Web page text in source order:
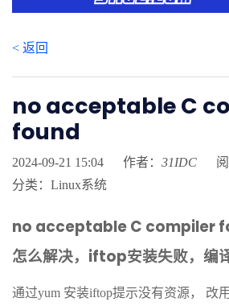
< 返回
no acceptable C
found
2024-09-21 15:04 作者： 31IDC
分类：Linux系统
no acceptable C compiler
怎么解决，iftop安装失败，编
通过yum 安装iftop提示没有资源， 改